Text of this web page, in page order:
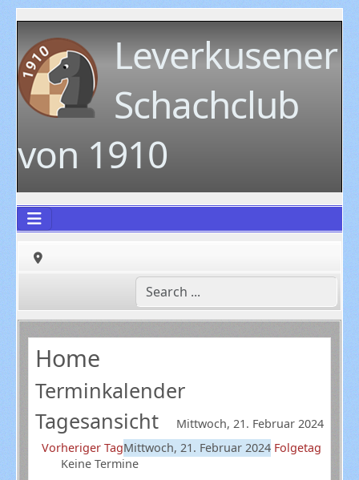
Leverkusener
Schachclub
von 1910
Home
Terminkalender
Tagesansicht
Mittwoch, 21. Februar 2024
Vorheriger TagMittwoch, 21. Februar 2024 Folgetag
Keine Termine